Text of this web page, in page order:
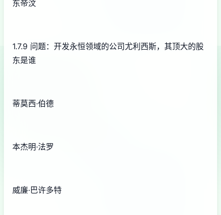
东帝汶
1.7.9 问题：开发永恒领域的公司尤利西斯，其顶大的股
东是谁
蒂莫西·伯德
本杰明·法罗
威廉·巴许多特